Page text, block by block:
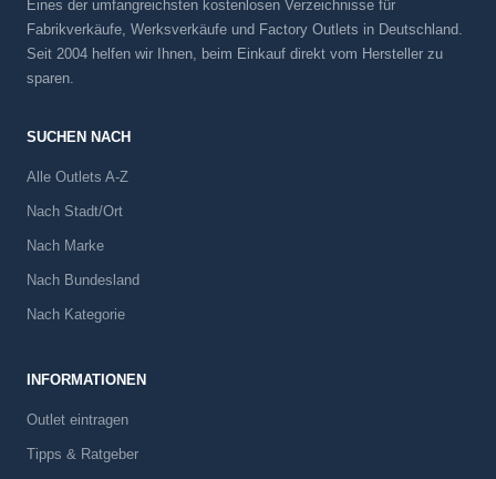
Eines der umfangreichsten kostenlosen Verzeichnisse für
Fabrikverkäufe, Werksverkäufe und Factory Outlets in Deutschland.
Seit 2004 helfen wir Ihnen, beim Einkauf direkt vom Hersteller zu
sparen.
SUCHEN NACH
Alle Outlets A-Z
Nach Stadt/Ort
Nach Marke
Nach Bundesland
Nach Kategorie
INFORMATIONEN
Outlet eintragen
Tipps & Ratgeber